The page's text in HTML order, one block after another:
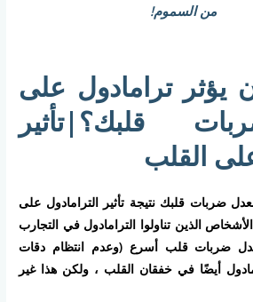
من السموم!
ترامادول على
قلبك؟|تأثير
القلب
ضربات قلبك نتيجة تأثير الترامادول على
من 1 ٪ من الأشخاص الذين تناولوا الترامادول في التجارب
ضربات قلب أسرع (وعدم انتظام دقات
أيضًا في خفقان القلب ، ولكن هذا غير